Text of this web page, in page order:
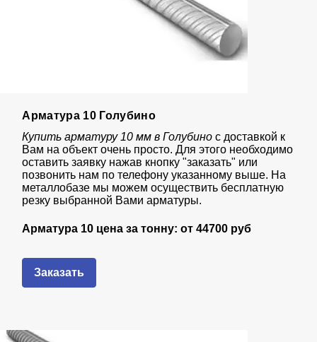
Арматура 10 Голубино
Купить арматуру 10 мм в Голубинос доставкой к
Вам на объект очень просто. Для этого необходимо
оставить заявку нажав кнопку "заказать" или
позвонить нам по телефону указанному выше. На
металлобазе мы можем осуществить бесплатную
резку выбранной Вами арматуры.
Арматура 10 цена за тонну: от44700 руб
Заказать